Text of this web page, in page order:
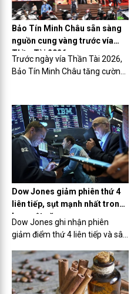
Bảo Tín Minh Châu sẵn sàng
nguồn cung vàng trước vía
Thần Tài 2026
Trước ngày vía Thần Tài 2026,
Bảo Tín Minh Châu tăng cường
dịch nhằm đáp ứng nhu cầu
mua vàng cầu may, tích lũy tài
sản của người dân trong bối
cảnh giá vàng biến động.
Dow Jones giảm phiên thứ 4
liên tiếp, sụt mạnh nhất trong
hơn một năm
Dow Jones ghi nhận phiên
giảm điểm thứ 4 liên tiếp và sâu
dầu tăng vọt và thị trường lo
ngại Fed sẽ chưa vội cắt giảm
lãi suất.